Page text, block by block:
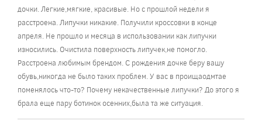
дочки. Легкие,мягкие, красивые. Но с прошлой недели я
расстроена. Липучки никакие. Получили кроссовки в конце
апреля. Не прошло и месяца в использовании как липучки
износились. Очистила поверхность липучек,не помогло.
Расстроена любимым брендом. С рождения дочке беру вашу
обувь,никогда не было таких проблем. У вас в проищаодмтае
поменялось что-то? Почему некачественные липучки? До этого я
брала еще пару ботинок осенних,была та же ситуация.